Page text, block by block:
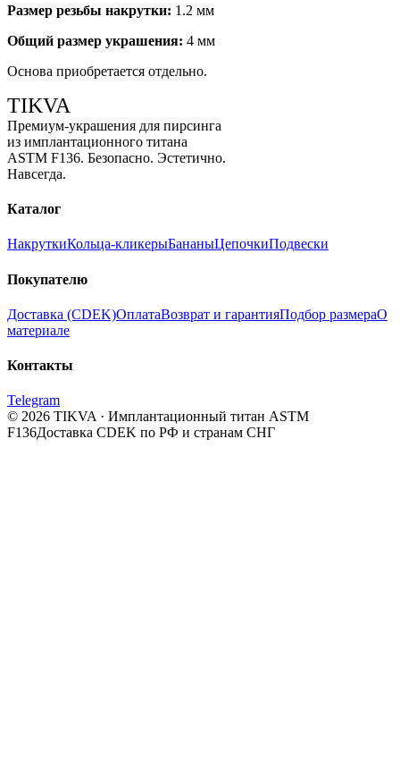
Размер резьбы накрутки: 1.2 мм
Общий размер украшения: 4 мм
Основа приобретается отдельно.
TIKVA
Премиум-украшения для пирсинга
из имплантационного титана
ASTM F136. Безопасно. Эстетично.
Навсегда.
Каталог
НакруткиКольца-кликерыБананыЦепочкиПодвески
Покупателю
Доставка (CDEK)ОплатаВозврат и гарантияПодбор размераО
материале
Контакты
Telegram
© 2026 TIKVA · Имплантационный титан ASTM
F136Доставка CDEK по РФ и странам СНГ